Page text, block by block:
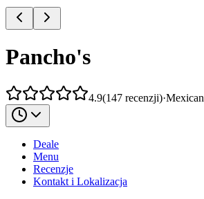
Pancho's
4.9(147 recenzji)·Mexican
Deale
Menu
Recenzje
Kontakt i Lokalizacja